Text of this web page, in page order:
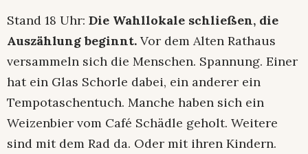
Stand 18 Uhr: Die Wahllokale schließen, die
Auszählung beginnt. Vor dem Alten Rathaus
versammeln sich die Menschen. Spannung. Einer
hat ein Glas Schorle dabei, ein anderer ein
Tempotaschentuch. Manche haben sich ein
Weizenbier vom Café Schädle geholt. Weitere
sind mit dem Rad da. Oder mit ihren Kindern.